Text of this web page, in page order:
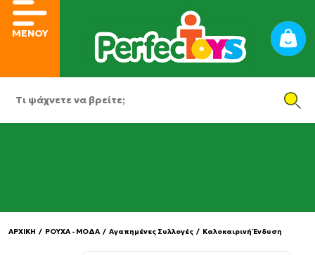
ΜΕΝΟΥ
ΑΡΧΙΚΗ / ΡΟΥΧΑ - ΜΟΔΑ / Αγαπημένες Συλλογές / Καλοκαιρινή Ένδυση